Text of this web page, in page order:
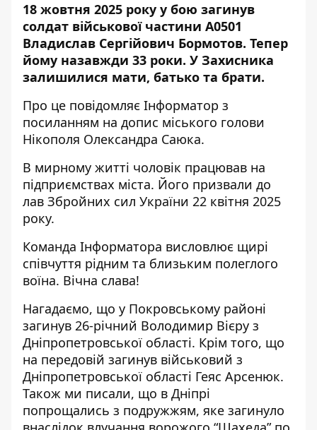
18 жовтня 2025 року у бою загинув
солдат військової частини А0501
Владислав Сергійович Бормотов. Тепер
йому назавжди 33 роки. У Захисника
залишилися мати, батько та брати.
Про це повідомляє Інформатор з
посиланням на допис міського голови
Нікополя Олександра Саюка.
В мирному житті чоловік працював на
підприємствах міста. Його призвали до
лав Збройних сил України 22 квітня 2025
року.
Команда Інформатора висловлює щирі
співчуття рідним та близьким полеглого
воїна. Вічна слава!
Нагадаємо, що у Покровському районі
загинув 26-річний Володимир Вієру з
Дніпропетровської області. Крім того, що
на передовій загинув військовий з
Дніпропетровської області Геяс Арсенюк.
Також ми писали, що в Дніпрі
попрощались з подружжям, яке загинуло